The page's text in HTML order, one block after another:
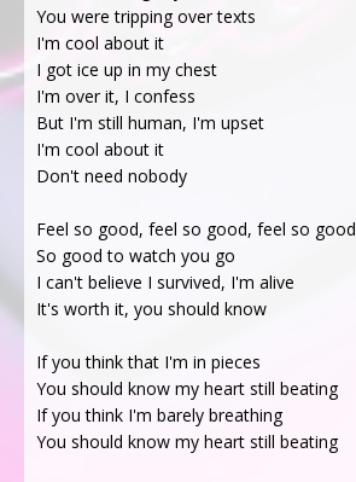
You were tripping over texts
I'm cool about it
I got ice up in my chest
I'm over it, I confess
But I'm still human, I'm upset
I'm cool about it
Don't need nobody
Feel so good, feel so good, feel so good
So good to watch you go
I can't believe I survived, I'm alive
It's worth it, you should know
If you think that I'm in pieces
You should know my heart still beating
If you think I'm barely breathing
You should know my heart still beating